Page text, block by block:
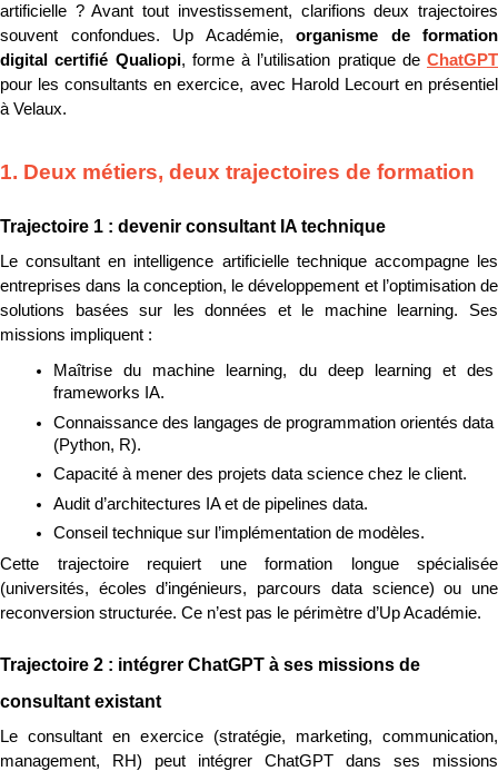
artificielle ? Avant tout investissement, clarifions deux trajectoires
souvent confondues. Up Académie, organisme de formation
digital certifié Qualiopi, forme à l’utilisation pratique de ChatGPT
pour les consultants en exercice, avec Harold Lecourt en présentiel
à Velaux.
1. Deux métiers, deux trajectoires de formation
Trajectoire 1 : devenir consultant IA technique
Le consultant en intelligence artificielle technique accompagne les
entreprises dans la conception, le développement et l’optimisation de
solutions basées sur les données et le machine learning. Ses
missions impliquent :
Maîtrise du machine learning, du deep learning et des
frameworks IA.
Connaissance des langages de programmation orientés data
(Python, R).
Capacité à mener des projets data science chez le client.
Audit d’architectures IA et de pipelines data.
Conseil technique sur l’implémentation de modèles.
Cette trajectoire requiert une formation longue spécialisée
(universités, écoles d’ingénieurs, parcours data science) ou une
reconversion structurée. Ce n’est pas le périmètre d’Up Académie.
Trajectoire 2 : intégrer ChatGPT à ses missions de
consultant existant
Le consultant en exercice (stratégie, marketing, communication,
management, RH) peut intégrer ChatGPT dans ses missions